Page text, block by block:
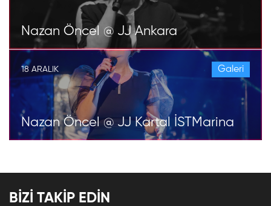
Nazan Öncel @ JJ Ankara
18 ARALIK Galeri
Nazan Öncel @ JJ Kartal İSTMarina
BİZİ TAKİP EDİN